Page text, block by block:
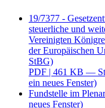
Fundstelle im
neues Fenster)
Weitere
Fenster)
Aufzeichnungen